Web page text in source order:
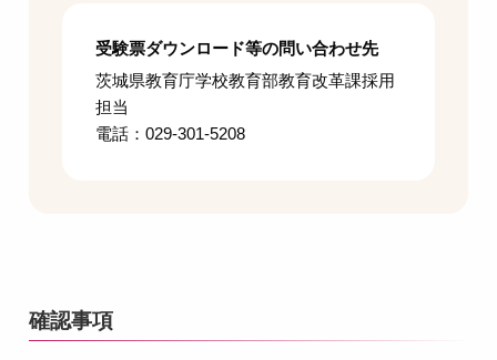
受験票ダウンロード等の問い合わせ先
茨城県教育庁学校教育部教育改革課採用
担当
電話：029-301-5208
確認事項